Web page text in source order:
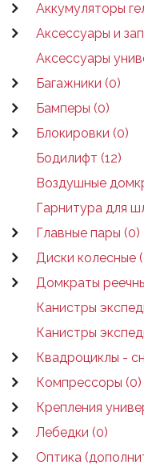
Аккумуляторы
Аксессуары и
Аксессуары
Багажники (0)
Бамперы (0)
Блокировки (0)
Бодилифт (12)
Воздушные
Гарнитура для
Главные пары (0)
Диски колесные
Домкраты
Канистры
Канистры
Квадроциклы -
Компрессоры (0)
Крепления
Лебедки (0)
Оптика